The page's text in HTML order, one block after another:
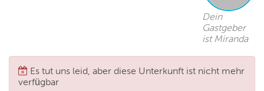
Dein
Gastgeber
ist Miranda
Es tut uns leid, aber diese Unterkunft ist nicht mehr
verfügbar